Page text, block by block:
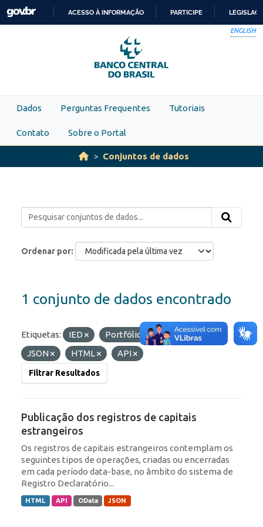
Skip to main content
PARA
O
CONTEÚDO
ACESSO À INFORMAÇÃO PARTICIPE
ENGLISH
Dados Perguntas Frequentes Tutoriais
Contato Sobre o Portal
Conjuntos de dados
Ordenar por
1 conjunto de dados encontrado
Etiquetas: IED Portfólio
Formatos:
JSON
HTML API
Filtrar Resultados
Publicação dos registros de capitais
estrangeiros
Os registros de capitais estrangeiros contemplam os
seguintes tipos de operações, criadas ou encerradas
em cada período data-base, no âmbito do sistema de
Registro Declaratório...
HTML API OData JSON